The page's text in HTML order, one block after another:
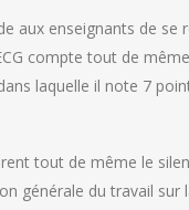
aux enseignants de
compte tout de
laquelle il note 7
tout de même le
générale du travail